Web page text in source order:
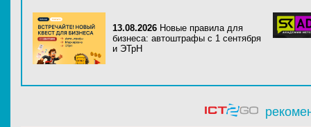
13.08.2026 Новые правила для
бизнеса: автоштрафы с 1 сентября
и ЭТрН